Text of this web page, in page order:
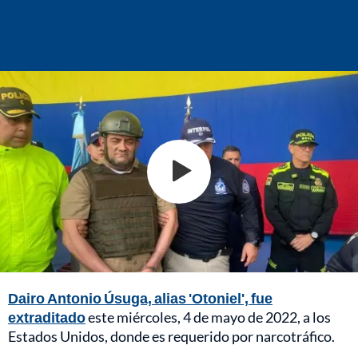
Dairo Antonio Úsuga, alias 'Otoniel', fue
extraditadoeste miércoles, 4 de mayo de 2022, a los
Estados Unidos, donde es requerido por narcotráfico.